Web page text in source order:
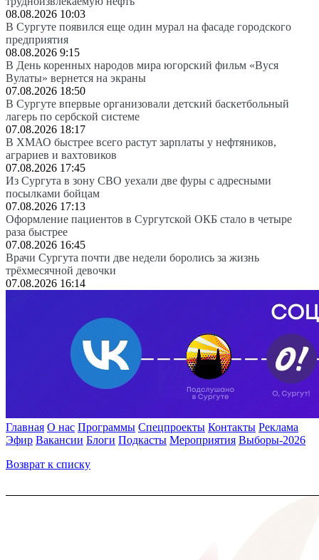
08.08.2026 10:03
В Сургуте появился еще один мурал на фасаде городского
предприятия
08.08.2026 9:15
В День коренных народов мира югорский фильм «Вуся
Вулаты» вернется на экраны
07.08.2026 18:50
В Сургуте впервые организовали детский баскетбольный
лагерь по сербской системе
07.08.2026 18:17
В ХМАО быстрее всего растут зарплаты у нефтяников,
аграриев и вахтовиков
07.08.2026 17:45
Из Сургута в зону СВО уехали две фуры с адресными
посылками бойцам
07.08.2026 17:13
Оформление пациентов в Сургутской ОКБ стало в четыре
раза быстрее
07.08.2026 16:45
Врачи Сургута почти две недели боролись за жизнь
трёхмесячной девочки
07.08.2026 16:14
Главная О нас Программы Спецпроекты Контакты Реклама
Эфир Вакансии Блоги Подкасты Мероприятия Выборы-2026
Возврат к списку